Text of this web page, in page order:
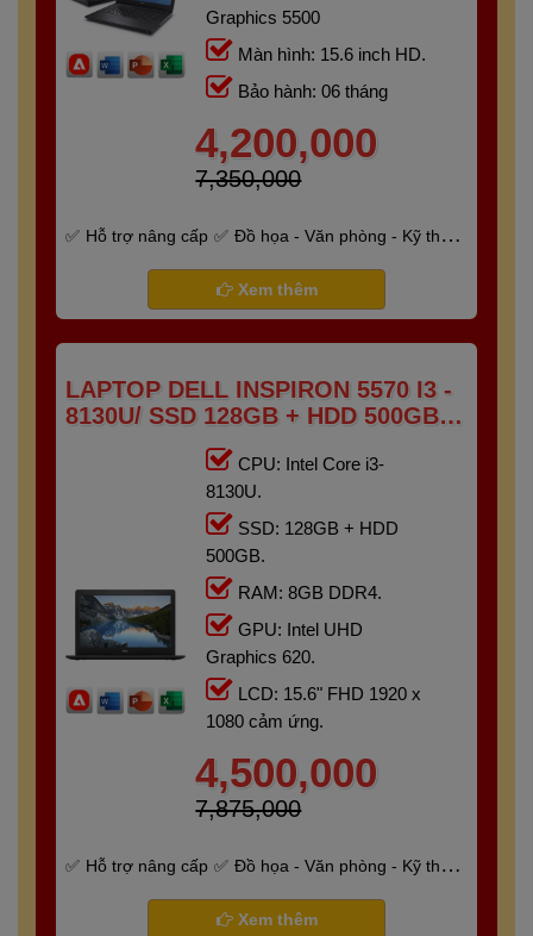
Graphics 5500
Màn hình: 15.6 inch HD.
Bảo hành: 06 tháng
4,200,000
7,350,000
Hỗ trợ nâng cấp
Đồ họa - Văn phòng - Kỹ thuật
Xem thêm
LAPTOP DELL INSPIRON 5570 I3 -
8130U/ SSD 128GB + HDD 500GB/
RAM 8GB/ 15.6" FHD TOUCH
CPU: Intel Core i3-
8130U.
SSD: 128GB + HDD
500GB.
RAM: 8GB DDR4.
GPU: Intel UHD
Graphics 620.
LCD: 15.6" FHD 1920 x
1080 cảm ứng.
4,500,000
7,875,000
Hỗ trợ nâng cấp
Đồ họa - Văn phòng - Kỹ thuật
Xem thêm